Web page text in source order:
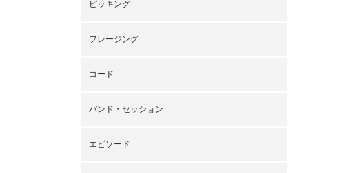
ピッキング
フレージング
コード
バンド・セッション
エピソード